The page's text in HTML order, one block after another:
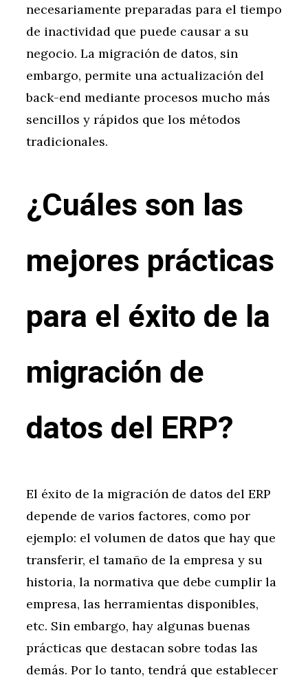
necesariamente preparadas para el tiempo
de inactividad que puede causar a su
negocio. La migración de datos, sin
embargo, permite una actualización del
back-end mediante procesos mucho más
sencillos y rápidos que los métodos
tradicionales.
¿Cuáles son las
mejores prácticas
para el éxito de la
migración de
datos del ERP?
El éxito de la migración de datos del ERP
depende de varios factores, como por
ejemplo: el volumen de datos que hay que
transferir, el tamaño de la empresa y su
historia, la normativa que debe cumplir la
empresa, las herramientas disponibles,
etc. Sin embargo, hay algunas buenas
prácticas que destacan sobre todas las
demás. Por lo tanto, tendrá que establecer